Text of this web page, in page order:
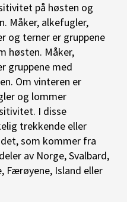
på høsten og
Måker, alkefugler,
og terner er gruppene
høsten. Måker,
gruppene med
Om vinteren er
og lommer
I disse
trekkende eller
som kommer fra
av Norge, Svalbard,
Færøyene, Island eller